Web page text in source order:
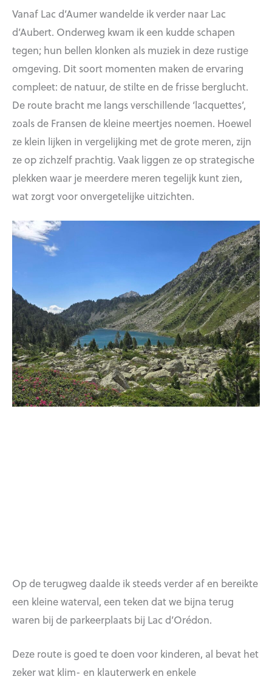
Vanaf Lac d’Aumer wandelde ik verder naar Lac
d’Aubert. Onderweg kwam ik een kudde schapen
tegen; hun bellen klonken als muziek in deze rustige
omgeving. Dit soort momenten maken de ervaring
compleet: de natuur, de stilte en de frisse berglucht.
De route bracht me langs verschillende ‘lacquettes’,
zoals de Fransen de kleine meertjes noemen. Hoewel
ze klein lijken in vergelijking met de grote meren, zijn
ze op zichzelf prachtig. Vaak liggen ze op strategische
plekken waar je meerdere meren tegelijk kunt zien,
wat zorgt voor onvergetelijke uitzichten.
Op de terugweg daalde ik steeds verder af en bereikte
een kleine waterval, een teken dat we bijna terug
waren bij de parkeerplaats bij Lac d’Orédon.
Deze route is goed te doen voor kinderen, al bevat het
zeker wat klim- en klauterwerk en enkele